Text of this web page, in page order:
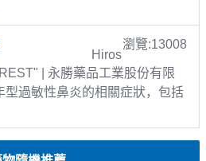
瀏覽:13008
Hiros
| 永勝藥品工業股份有限
型過敏性鼻炎的相關症狀，包括